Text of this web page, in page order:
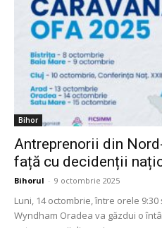
Bihor
Antreprenorii din
față cu decidenții
Bihorul - 9 octombrie 2025
Luni, 14 octombrie, între orele
Wyndham Oradea va găzdui o